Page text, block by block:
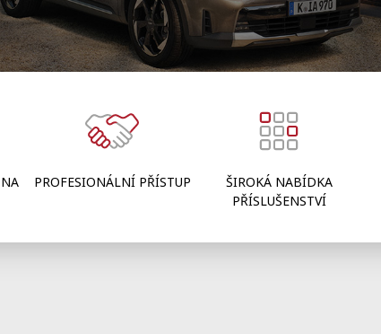
PROFESIONÁLNÍ PŘÍSTUP
ŠIROKÁ NABÍDKA
PŘÍSLUŠENSTVÍ